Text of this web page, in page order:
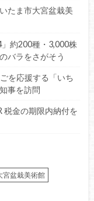
たま市大宮盆栽美
約200種・3,000株
バラをさがそう
を応援する「いち
事を訪問
税金の期限内納付を
宮盆栽美術館